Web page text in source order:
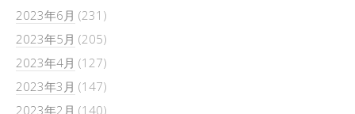
2023年6月 (231)
2023年5月 (205)
2023年4月 (127)
2023年3月 (147)
2023年2月 (140)